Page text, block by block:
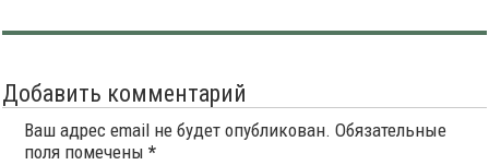
Добавить комментарий
Ваш адрес email не будет опубликован. Обязательные
поля помечены*